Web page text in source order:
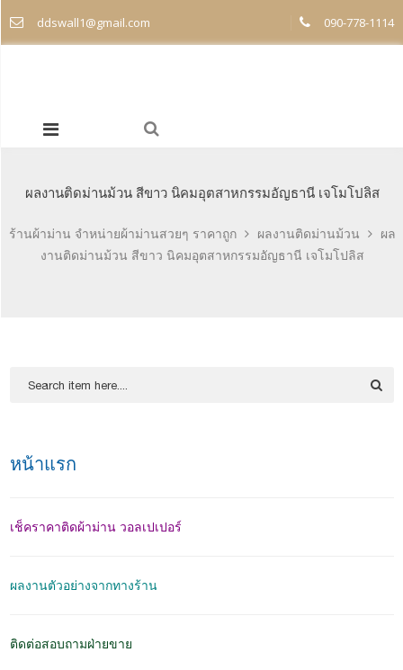
ddswall1@gmail.com 090-778-1114
ผลงานติดม่านม้วน สีขาว นิคมอุตสาหกรรมอัญธานี เจโมโปลิส
ร้านผ้าม่าน จำหน่ายผ้าม่านสวยๆ ราคาถูก ผลงานติดม่านม้วน
ผล
งานติดม่านม้วน สีขาว นิคมอุตสาหกรรมอัญธานี เจโมโปลิส
หน้าแรก
เช็คราคาติดผ้าม่าน วอลเปเปอร์
ผลงานตัวอย่างจากทางร้าน
ติดต่อสอบถามฝ่ายขาย